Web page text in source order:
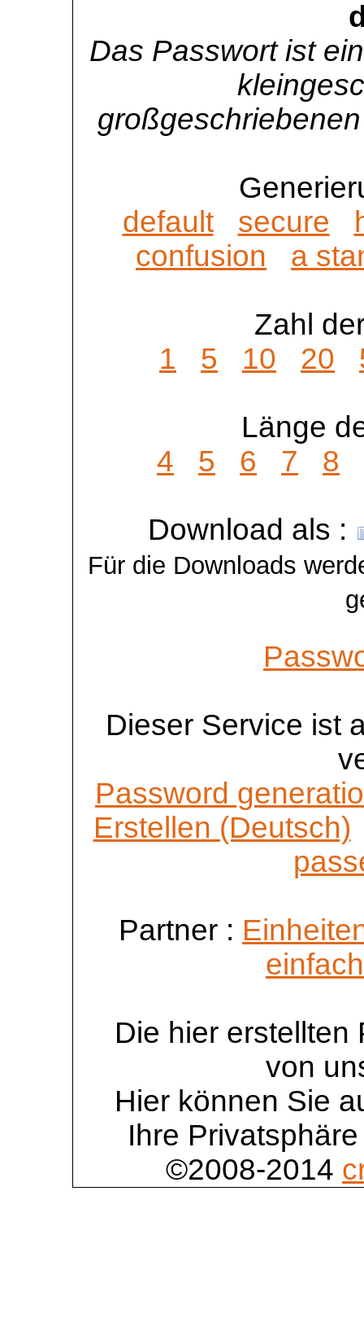
Das Passwort ist
default
secure
confusion
a
Zahl
1
5 10 20
Länge
4
5 6 7 8
Download als :
Für die Downloads
Dieser Service ist
Password
Erstellen (Deutsch)
Partner :
Die hier
von
Hier können Sie
Ihre
©2008-2014